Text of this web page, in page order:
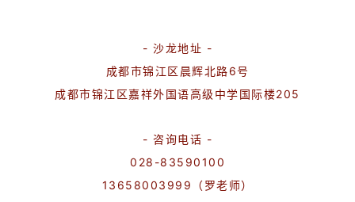
- 沙龙地址 -
成都市锦江区晨辉北路6号
成都市锦江区嘉祥外国语高级中学国际楼205
- 咨询电话 -
028-83590100
13658003999（罗老师）